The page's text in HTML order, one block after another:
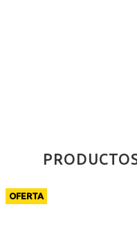
OFERTA